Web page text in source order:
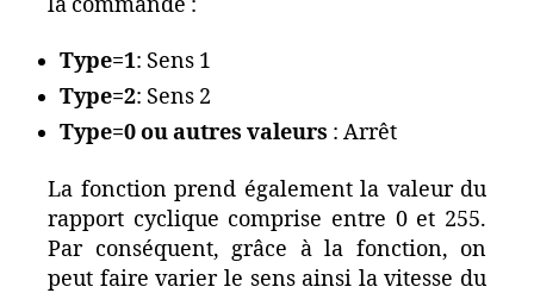
Type=1: Sens 1
Type=2: Sens 2
Type=0 ou autres valeurs : Arrêt
La fonction prend également la valeur du
rapport cyclique comprise entre 0 et 255.
Par conséquent, grâce à la fonction, on
peut faire varier le sens ainsi la vitesse du